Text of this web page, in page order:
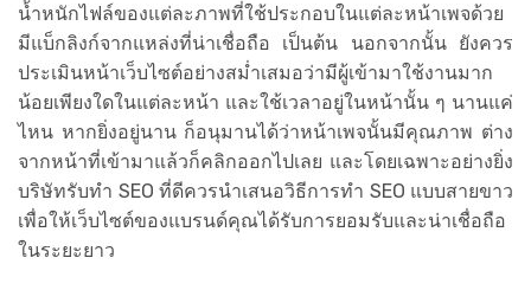
น้ำหนักไฟล์ของแต่ละภาพที่ใช้ประกอบในแต่ละหน้าเพจด้วย
มีแบ็กลิงก์จากแหล่งที่น่าเชื่อถือ เป็นต้น นอกจากนั้น ยังควร
ประเมินหน้าเว็บไซต์อย่างสม่ำเสมอว่ามีผู้เข้ามาใช้งานมาก
น้อยเพียงใดในแต่ละหน้า และใช้เวลาอยู่ในหน้านั้น ๆ นานแค่
ไหน หากยิ่งอยู่นาน ก็อนุมานได้ว่าหน้าเพจนั้นมีคุณภาพ ต่าง
จากหน้าที่เข้ามาแล้วก็คลิกออกไปเลย และโดยเฉพาะอย่างยิ่ง
บริษัทรับทำ SEO ที่ดีควรนำเสนอวิธีการทำ SEO แบบสายขาว
เพื่อให้เว็บไซต์ของแบรนด์คุณได้รับการยอมรับและน่าเชื่อถือ
ในระยะยาว